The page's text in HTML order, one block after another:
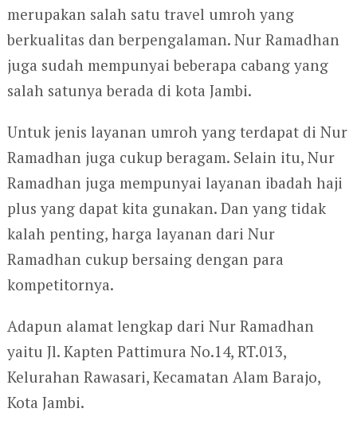
merupakan salah satu travel umroh yang
berkualitas dan berpengalaman. Nur Ramadhan
juga sudah mempunyai beberapa cabang yang
salah satunya berada di kota Jambi.
Untuk jenis layanan umroh yang terdapat di Nur
Ramadhan juga cukup beragam. Selain itu, Nur
Ramadhan juga mempunyai layanan ibadah haji
plus yang dapat kita gunakan. Dan yang tidak
kalah penting, harga layanan dari Nur
Ramadhan cukup bersaing dengan para
kompetitornya.
Adapun alamat lengkap dari Nur Ramadhan
yaitu Jl. Kapten Pattimura No.14, RT.013,
Kelurahan Rawasari, Kecamatan Alam Barajo,
Kota Jambi.